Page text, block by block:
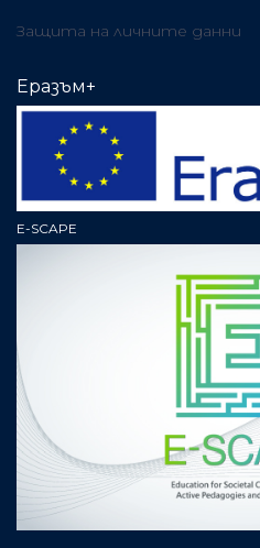
Защита на личните данни
Еразъм+
E-SCAPE